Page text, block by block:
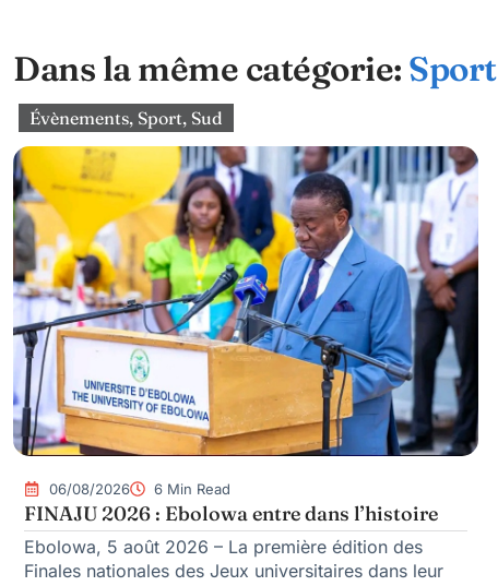
Dans la même catégorie: Sport
Évènements, Sport, Sud
06/08/2026 6 Min Read
FINAJU 2026 : Ebolowa entre dans l’histoire
Ebolowa, 5 août 2026 – La première édition des
Finales nationales des Jeux universitaires dans leur